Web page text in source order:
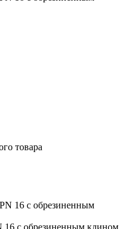
товара
16 с обрезиненным клином